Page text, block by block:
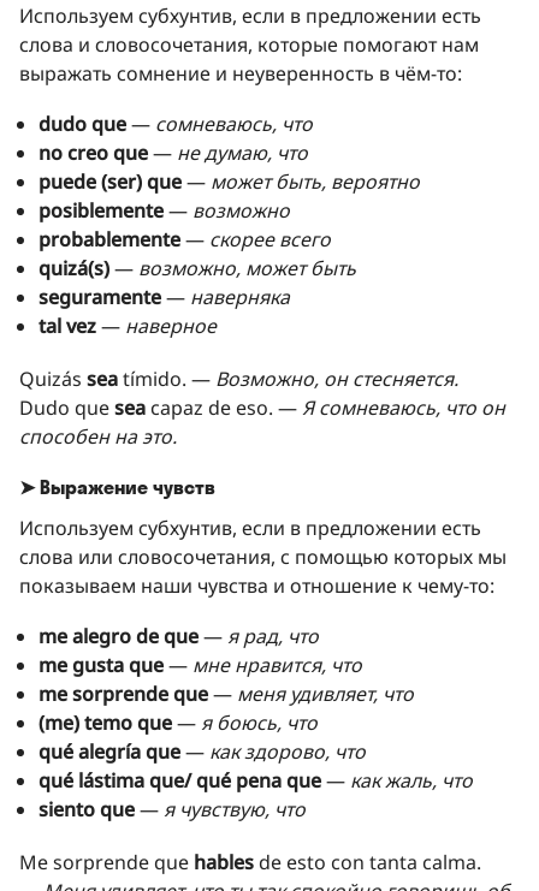
Используем субхунтив, если в предложении есть
слова и словосочетания, которые помогают нам
выражать сомнение и неуверенность в чём-то:
dudo que— сомневаюсь, что
no creo que— не думаю, что
puede (ser) que— может быть, вероятно
posiblemente— возможно
probablemente— скорее всего
quizá(s)— возможно, может быть
seguramente— наверняка
tal vez— наверное
Quizás seatímido. — Возможно, он стесняется.
Dudo quesea capaz de eso. —Я сомневаюсь, что он
способен на это.
➤ Выражение чувств
Используем субхунтив, если в предложении есть
слова или словосочетания, с помощью которых мы
показываем наши чувства и отношение к чему-то:
me alegro de que— я рад, что
me gusta que— мне нравится, что
me sorprende que— меня удивляет, что
(me) temo que— я боюсь, что
qué alegría que— как здорово, что
qué lástima que/ qué pena que— как жаль, что
siento que— я чувствую, что
Me sorprende que hablesde esto con tanta calma.